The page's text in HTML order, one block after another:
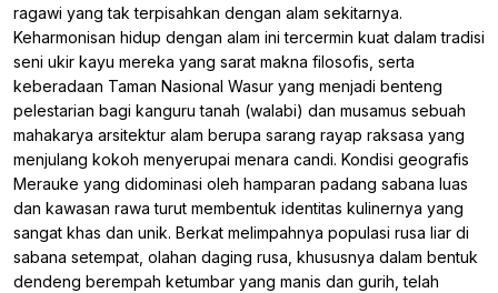
ragawi yang tak terpisahkan dengan alam sekitarnya.
Keharmonisan hidup dengan alam ini tercermin kuat dalam tradisi
seni ukir kayu mereka yang sarat makna filosofis, serta
keberadaan Taman Nasional Wasur yang menjadi benteng
pelestarian bagi kanguru tanah (walabi) dan musamus sebuah
mahakarya arsitektur alam berupa sarang rayap raksasa yang
menjulang kokoh menyerupai menara candi. Kondisi geografis
Merauke yang didominasi oleh hamparan padang sabana luas
dan kawasan rawa turut membentuk identitas kulinernya yang
sangat khas dan unik. Berkat melimpahnya populasi rusa liar di
sabana setempat, olahan daging rusa, khususnya dalam bentuk
dendeng berempah ketumbar yang manis dan gurih, telah